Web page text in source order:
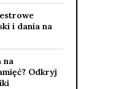
i dania na
na
Odkryj